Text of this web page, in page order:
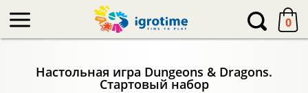
0
Настольная игра Dungeons & Dragons.
Стартовый набор